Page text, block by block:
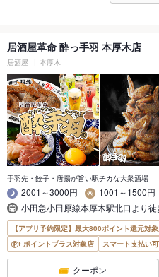
居酒屋革命 酔っ手羽 本厚木店
居酒屋 本厚木
手羽先・餃子・唐揚が旨い駅チカな大衆酒場
2001～3000円
1001～1500円
小田急小田原線本厚木駅北口より
【アプリ予約限定】最大800ポイント還元対
ポイントプラス対象店
スマート支払い可
クーポン